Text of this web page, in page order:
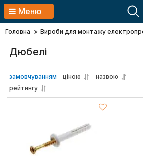
Меню
Головна Вироби для монтажу
Дюбелі
замовчуванням ціною
назвою
рейтингу